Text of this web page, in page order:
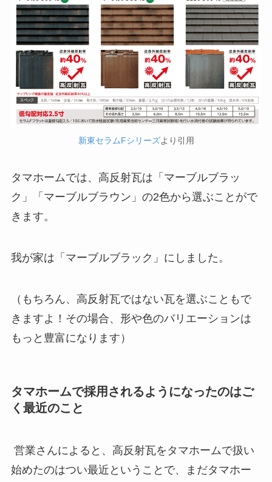
新東セラムFシリーズより引用
タマホームでは、高反射瓦は「マーブルブラッ
ク」「マーブルブラウン」の2色から選ぶことがで
きます。
我が家は「マーブルブラック」にしました。
（もちろん、高反射瓦ではない瓦を選ぶこともで
きますよ！その場合、形や色のバリエーションは
もっと豊富になります）
タマホームで採用されるようになったのはご
く最近のこと
営業さんによると、高反射瓦をタマホームで扱い
始めたのはつい最近ということで、まだタマホー